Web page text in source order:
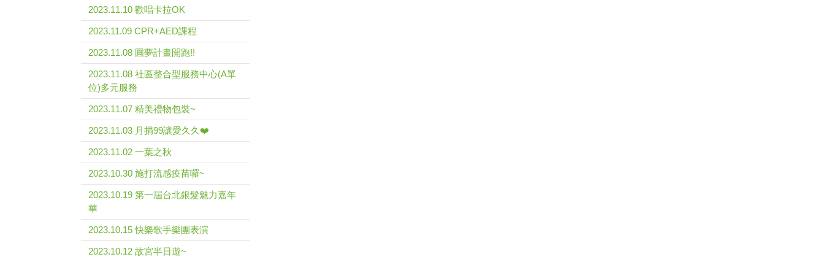
2023.11.10 歡唱卡拉OK
2023.11.09 CPR+AED課程
2023.11.08 圓夢計畫開跑!!
2023.11.08 社區整合型服務中心(A單
位)多元服務
2023.11.07 精美禮物包裝~
2023.11.03 月捐99讓愛久久❤️
2023.11.02 一葉之秋
2023.10.30 施打流感疫苗囉~
2023.10.19 第一屆台北銀髮魅力嘉年
華
2023.10.15 快樂歌手樂團表演
2023.10.12 故宮半日遊~